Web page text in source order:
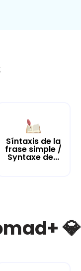
Síntaxis de la
frase simple /
Syntaxe de...
💎